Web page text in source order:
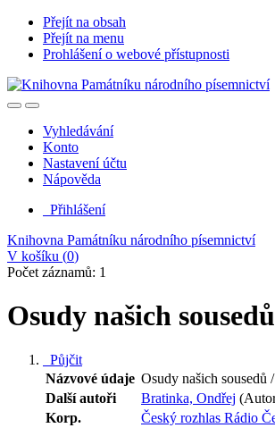
Přejít na obsah
Přejít na menu
Prohlášení o webové přístupnosti
Vyhledávání
Konto
Nastavení účtu
Nápověda
Přihlášení
Knihovna Památníku národního písemnictví
V košíku (0)
Počet záznamů: 1
Osudy našich sousedů
Půjčit
Názvové údaje Osudy našich
Další autoři
Bratinka, Ondřej
Korp.
Český rozhlas Rádio